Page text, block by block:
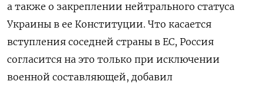
а также о закреплении нейтрального статуса
Украины в ее Конституции. Что касается
вступления соседней страны в ЕС, Россия
согласится на это только при исключении
военной составляющей, добавил